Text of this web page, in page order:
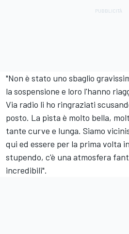
"Non è stato uno sbaglio
la sospensione e loro l'hanno
Via radio li ho ringraziati
posto. La pista è molto bella,
tante curve e lunga. Siamo
qui ed essere per la prima volta
stupendo, c'è una atmosfera
incredibili".